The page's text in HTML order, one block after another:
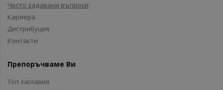
Често задавани въпроси
Кариера
Дистрибуция
Контакти
Препоръчваме Ви
Топ заглавия